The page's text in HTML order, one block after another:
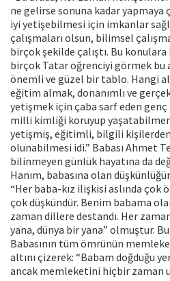
ne gelirse sonuna kadar yapmaya
iyi yetişebilmesi için imkanlar
çalışmaları olsun, bilimsel
birçok şekilde çalıştı. Bu
birçok Tatar öğrenciyi görmek bu
önemli ve güzel bir tablo. Hangi
eğitim almak, donanımlı ve
yetişmek için çaba sarf eden
milli kimliği koruyup
yetişmiş, eğitimli, bilgili
olunabilmesi idi.” Babası Ahmet
bilinmeyen günlük hayatına da
Hanım, babasına olan
“Her baba-kız ilişkisi aslında çok
çok düşkündür. Benim babama
zaman dillere destandı. Her
yana, dünya bir yana” olmuştur.
Babasının tüm ömrünün
altını çizerek: “Babam doğduğu
ancak memleketini hiçbir zaman